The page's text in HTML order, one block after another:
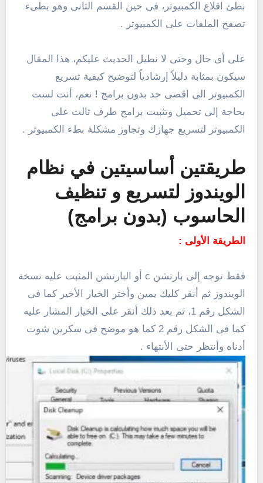
بطئ اقلاع الكمبيوتر، فى حين القسم الثانى وهو بطىء
تصفح الملفات على الكمبيوتر .
على أى حال وحتى لا نطيل الحديث عليكم، هذا المقال
سيكون بمثابة دليلاً إرشادياً لتوضيح كيفية تسريع
الكمبيوتر الى اقصى حد بدون برامج ! نعم، أنت لست
بحاجة إلى تحميل وتثبيت برامج طرف ثالث على
الكمبيوتر لتسريع جهازك وتجاوز مشكلة بطء الكمبيوتر .
طريقتين أساسيتين في نظام
الويندوز لتسريع و تنظيف
الحاسوب (بدون برامج)
الطريقة الأولى :
فقط توجه إلى بارتشن c أو البارتشن المثبت عليه نسخة
الويندوز ثم أنقر كليك يمين وأختر الخيار الأخير كما فى
الشكل رقم 1، ثم بعد ذلك أنقر على الخيار المشار عليه
كما فى الشكل رقم 2 كما هو موضح فى سكرين شوت
أدناه وأنتظر حتى الأنتهاء .